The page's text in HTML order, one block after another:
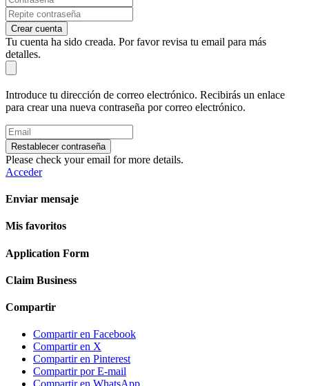
Crear cuenta
Tu cuenta ha sido creada. Por favor revisa tu email para más
detalles.
Introduce tu dirección de correo electrónico. Recibirás un enlace
para crear una nueva contraseña por correo electrónico.
Restablecer contraseña
Please check your email for more details.
Acceder
Enviar mensaje
Mis favoritos
Application Form
Claim Business
Compartir
Compartir en Facebook
Compartir en X
Compartir en Pinterest
Compartir por E-mail